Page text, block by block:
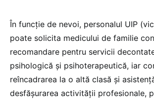
În funcție de nevoi, personalul UIP
poate solicita medicului de familie
recomandare pentru servicii
psihologică și psihoterapeutică, iar
reîncadrarea la o altă clasă și
desfășurarea activității profesionale,